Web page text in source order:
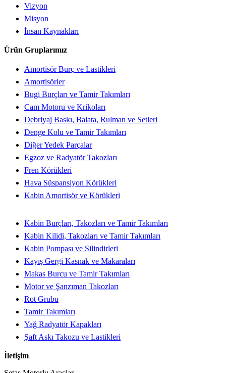
Vizyon
Misyon
İnsan Kaynakları
Ürün Gruplarımız
Amortisör Burç ve Lastikleri
Amortisörler
Bugi Burçları ve Tamir Takımları
Cam Motoru ve Krikoları
Debriyaj Baskı, Balata, Rulman ve Setleri
Denge Kolu ve Tamir Takımları
Diğer Yedek Parçalar
Egzoz ve Radyatör Takozları
Fren Körükleri
Hava Süspansiyon Körükleri
Kabin Amortisör ve Körükleri
Kabin Burçları, Takozları ve Tamir Takımları
Kabin Kilidi, Takozları ve Tamir Takımları
Kabin Pompası ve Silindirleri
Kayış Gergi Kasnak ve Makaraları
Makas Burcu ve Tamir Takımları
Motor ve Şanzıman Takozları
Rot Grubu
Tamir Takımları
Yağ Radyatör Kapakları
Şaft Askı Takozu ve Lastikleri
İletişim